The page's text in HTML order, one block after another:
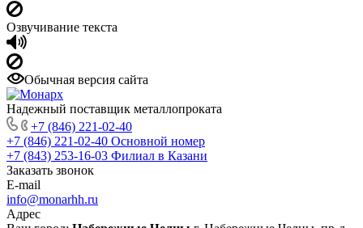
Озвучивание текста
Обычная версия сайта
Надежный поставщик металлопроката
+7 (846) 221-02-40
+7 (846) 221-02-40 Основной номер
+7 (843) 253-16-03 Филиал в Казани
Заказать звонок
E-mail
info@monarhh.ru
Адрес